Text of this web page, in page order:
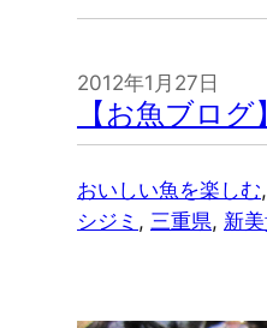
2012年1月27日
【お魚ブロ
おいしい魚を楽しむ,
シジミ , 三重県, 新